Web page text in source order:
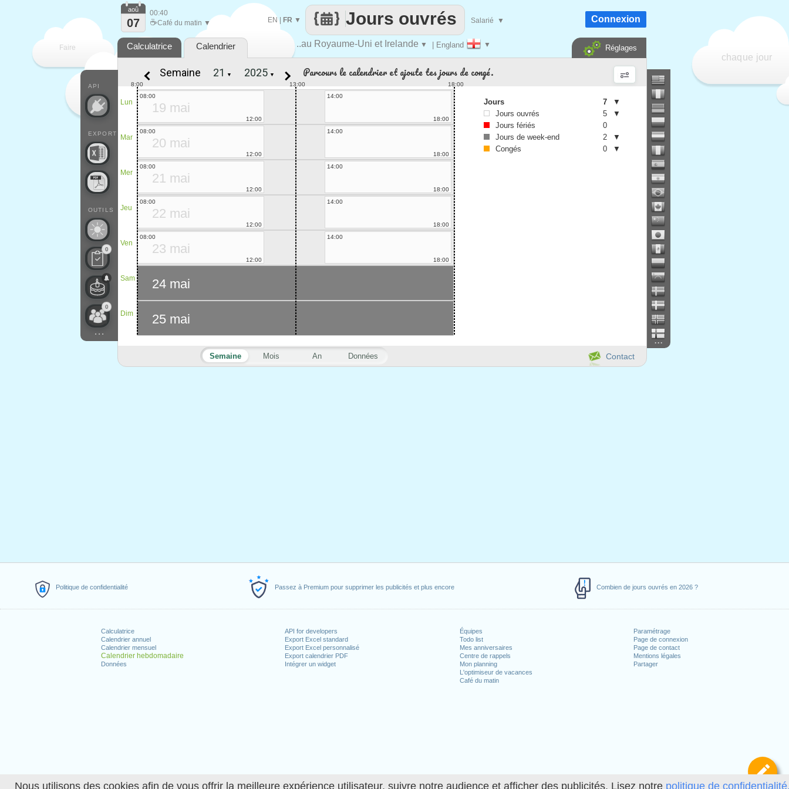
Nous utilisons des cookies afin de vous offrir la meilleure expérience utilisateur, suivre notre audience et afficher des publicités. Lisez notre politique de
Politique de confidentialité Passez à Premium pour supprimer les publicités et plus encore Combien de jours ouvrés en 2026 ?
Calculatrice
Calendrier annuel
Calendrier mensuel
Calendrier hebdomadaire
Données
API for developers
Export Excel standard
Export Excel personnalisé
Export calendrier PDF
Intégrer un widget
Équipes
Todo list
Mes anniversaires
Centre de rappels
Mon planning
L'optimiseur de vacances
Café du matin
Paramétrage
Page de connexion
Page de contact
Mentions légales
Partager
Faire
que
chaque jour
..au Royaume-Uni et Irelande ▼ | England ▼
Jours ouvrés
EN| FR ▼ Salarié ▼
API
EXPORT
OUTILS
0
0
...
aoû
07
00:40
☕Café du matin ▼ Connexion
Calculatrice Calendrier Réglages
...
Contact
Semaine Mois An Données
Semaine ▼ ▼ Parcours le calendrier et ajoute tes jours de congé.
Lun
Mar
Mer
Jeu
Ven
Sam
Dim
13:00
8:00 18:00
19 mai
08:00
12:00
14:00
18:00
20 mai
08:00
12:00
14:00
18:00
21 mai
08:00
12:00
14:00
18:00
22 mai
08:00
12:00
14:00
18:00
23 mai
08:00
12:00
14:00
18:00
24 mai
25 mai
Jours 7
▼
Jours ouvrés
5
▼
Jours fériés
0
Jours de week-end
2
▼
Congés
0 ▼